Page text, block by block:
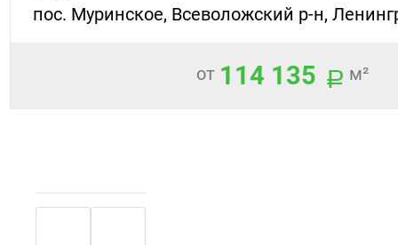
пос. Муринское, Всеволожский р-н,
от 114 135 м²